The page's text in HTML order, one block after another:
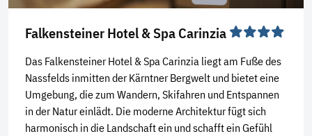
Falkensteiner Hotel & Spa Carinzia
Das Falkensteiner Hotel & Spa Carinzia liegt am Fuße des
Nassfelds inmitten der Kärntner Bergwelt und bietet eine
Umgebung, die zum Wandern, Skifahren und Entspannen
in der Natur einlädt. Die moderne Architektur fügt sich
harmonisch in die Landschaft ein und schafft ein Gefühl